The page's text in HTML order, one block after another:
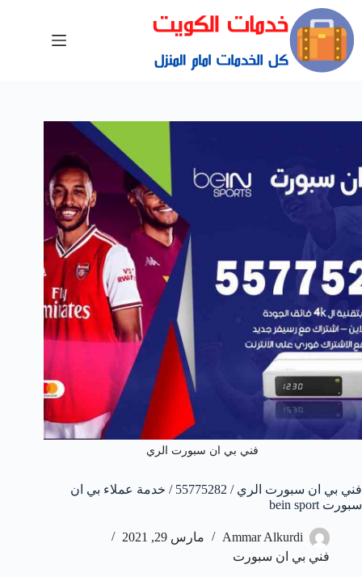
فني بي ان سبورت الري
فني بي ان سبورت الري / 55775282 / خدمة عملاء بي ان
سبورت bein sport
Ammar Alkurdi
مارس 29, 2021
فني بي ان سبورت